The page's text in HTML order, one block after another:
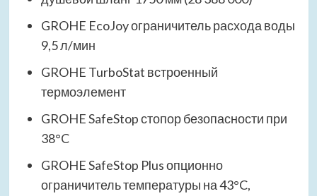
GROHE EcoJoy ограничитель расхода воды
9,5 л/мин
GROHE TurboStat встроенный
термоэлемент
GROHE SafeStop стопор безопасности при
38°C
GROHE SafeStop Plus опционно
ограничитель температуры на 43°C,